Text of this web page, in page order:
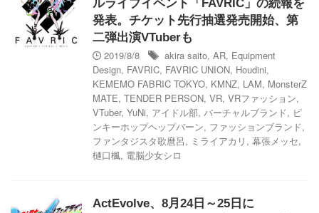
ルライブイベント「FAVRIC」の続報を
発表。チケット先行抽選発売開始、第
二弾出演VTuberも
2019/8/8
akira saito, AR, Equipment
Design, FAVRIC, FAVRIC UNION, Houdini,
KEMEMO FABRIC TOKYO, KMNZ, LAM, MonsterZ
MATE, TENDER PERSON, VR, VRファッション,
VTuber, YuNi, アイドル部, バーチャルブランド, ピ
ンキーホップヘップバーン, ファッションブランド,
ファンタジスタ歌麿呂, ミライアカリ , 幕張メッセ,
樋口楓, 電脳少女シロ
ActEvolve、8月24日～25日に